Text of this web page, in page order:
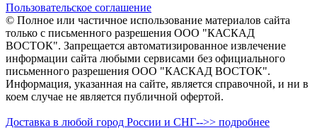
Пользовательское соглашение
© Полное или частичное использование материалов сайта
только с письменного разрешения ООО "КАСКАД
ВОСТОК". Запрещается автоматизированное извлечение
информации сайта любыми сервисами без официального
письменного разрешения ООО "КАСКАД ВОСТОК".
Информация, указанная на сайте, является справочной, и ни в
коем случае не является публичной офертой.
Доставка в любой город России и СНГ-->> подробнее